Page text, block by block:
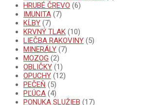
HRUBÉ ČREVO (6)
IMUNITA (7)
KĹBY (7)
KRVNÝ TLAK (10)
LIEČBA RAKOVINY (5)
MINERÁLY (7)
MOZOG (2)
OBLIČKY (1)
OPUCHY (12)
PEČEŇ (5)
PĽÚCA (4)
PONUKA SLUŽIEB (17)